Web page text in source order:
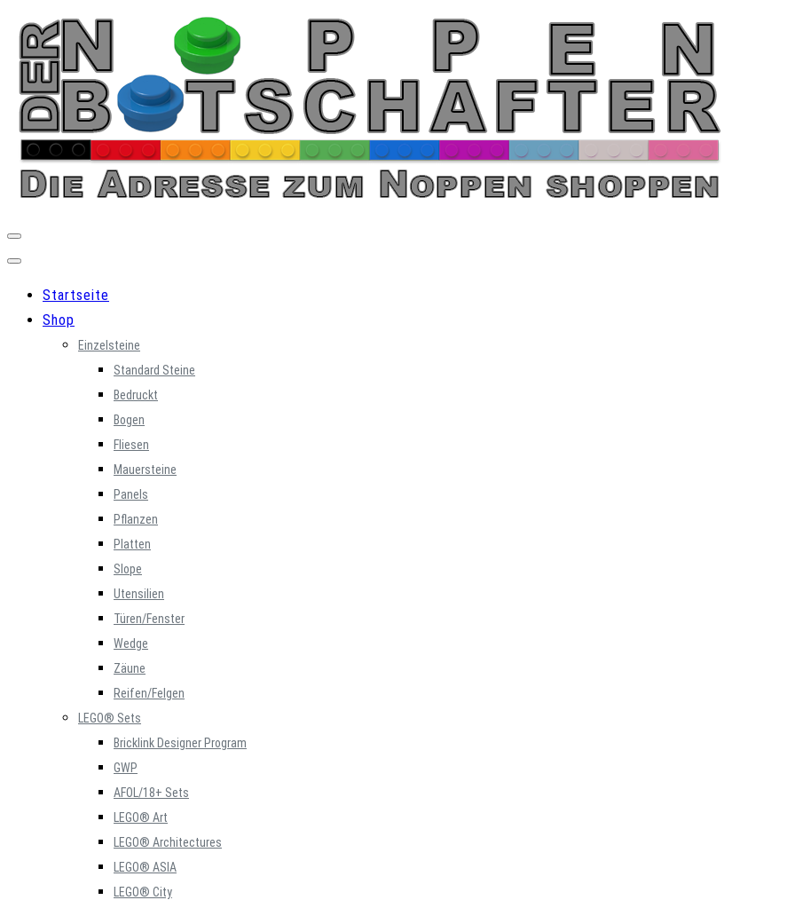
Skip
content
Startseite
Shop
Einzelsteine
Standard Steine
Bedruckt
Bogen
Fliesen
Mauersteine
Panels
Pflanzen
Platten
Slope
Utensilien
Türen/Fenster
Wedge
Zäune
Reifen/Felgen
LEGO® Sets
Bricklink Designer Program
GWP
AFOL/18+ Sets
LEGO® Art
LEGO® Architectures
LEGO® ASIA
LEGO® City